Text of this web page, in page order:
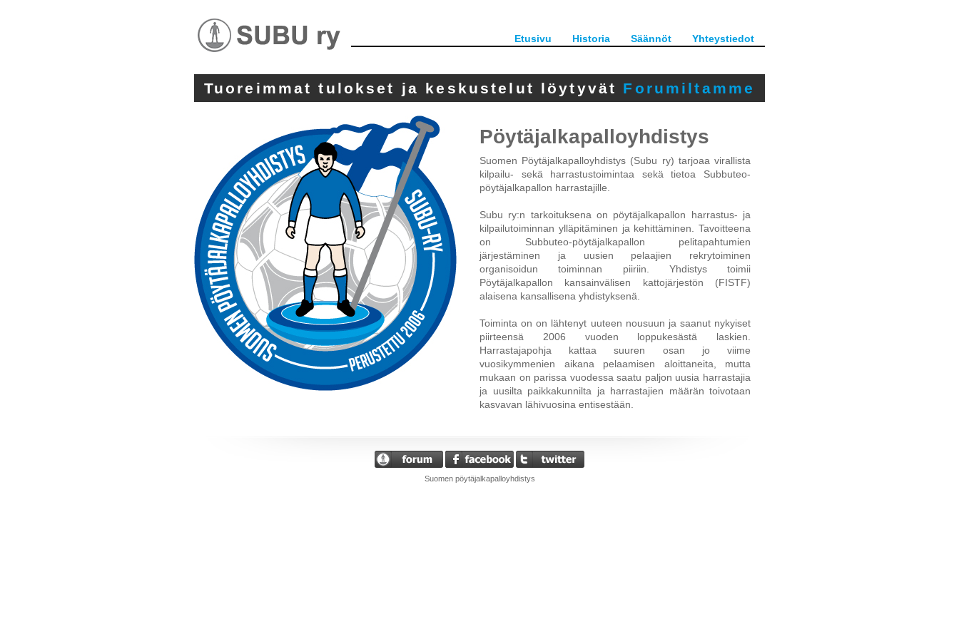
Yhteystiedot
Säännöt
Historia
Etusivu
Tuoreimmat tulokset ja keskustelut löytyvät Forumiltamme
Pöytäjalkapalloyhdistys
Suomen Pöytäjalkapalloyhdistys (Subu ry) tarjoaa virallista
kilpailu- sekä harrastustoimintaa sekä tietoa Subbuteo-
pöytäjalkapallon harrastajille.
Subu ry:n tarkoituksena on pöytäjalkapallon harrastus- ja
kilpailutoiminnan ylläpitäminen ja kehittäminen. Tavoitteena
on Subbuteo-pöytäjalkapallon pelitapahtumien
järjestäminen ja uusien pelaajien rekrytoiminen
organisoidun toiminnan piiriin. Yhdistys toimii
Pöytäjalkapallon kansainvälisen kattojärjestön (FISTF)
alaisena kansallisena yhdistyksenä.
Toiminta on on lähtenyt uuteen nousuun ja saanut nykyiset
piirteensä 2006 vuoden loppukesästä laskien.
Harrastajapohja kattaa suuren osan jo viime
vuosikymmenien aikana pelaamisen aloittaneita, mutta
mukaan on parissa vuodessa saatu paljon uusia harrastajia
ja uusilta paikkakunnilta ja harrastajien määrän toivotaan
kasvavan lähivuosina entisestään.
Suomen pöytäjalkapalloyhdistys